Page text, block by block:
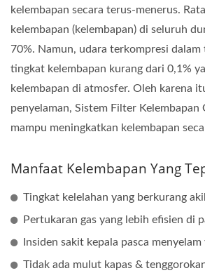
kelembapan secara terus-menerus.
kelembapan (kelembapan) di seluruh
70%. Namun, udara terkompresi dalam
tingkat kelembapan kurang dari 0,1%
kelembapan di atmosfer. Oleh karena
penyelaman, Sistem Filter Kelembapan
mampu meningkatkan kelembapan
Manfaat Kelembapan Yang
Tingkat kelelahan yang berkurang
Pertukaran gas yang lebih efisien di
Insiden sakit kepala pasca
Tidak ada mulut kapas &